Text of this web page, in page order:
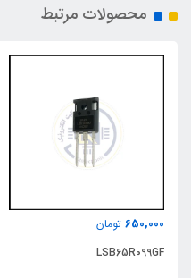
محصولات مرتبط
650,000 تومان
LSB65R099GF